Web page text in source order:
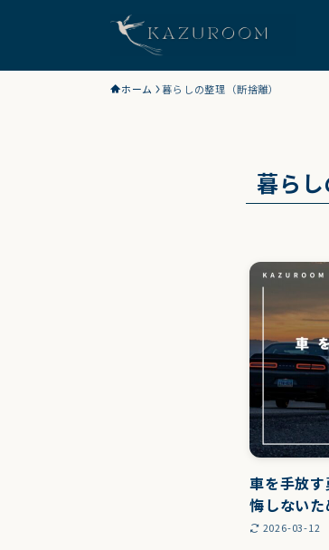
ホーム 暮らしの整理（断捨離）
暮らし
車を手放
悔しないた
2026-03-12